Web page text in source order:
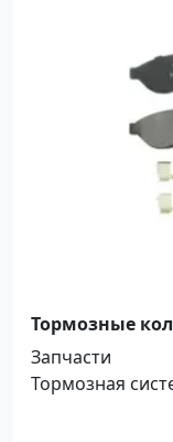
Тормозные
Краснодар
Запчасти
Тормозная